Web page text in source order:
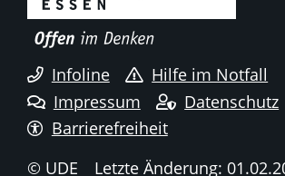
Infoline
Hilfe im Notfall
Impressum
Datenschutz
Barrierefreiheit
© UDE
Letzte Änderung: